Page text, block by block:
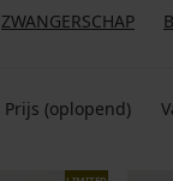
ZWANGERSCHAP
Prijs (oplopend)